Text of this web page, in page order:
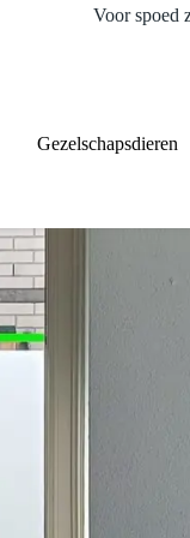
Voor spoed
Gezelschapsdieren